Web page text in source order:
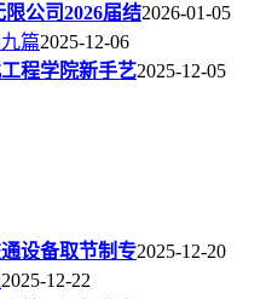
公司2026届结2026-01-05
篇2025-12-06
程学院新手艺2025-12-05
设备取节制专2025-12-20
2025-12-22